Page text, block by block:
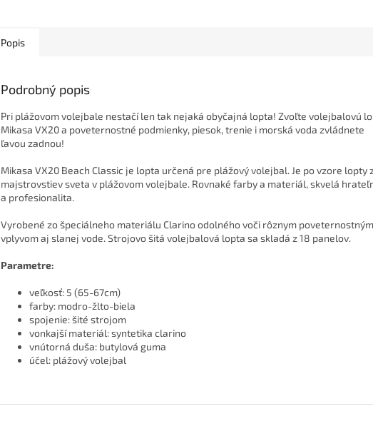
Popis
Podrobný popis
Pri plážovom volejbale nestačí len tak nejaká obyčajná lopta! Zvoľte volejbalovú
Mikasa VX20 a poveternostné podmienky, piesok, trenie i morská voda zvládnete
ľavou zadnou!
Mikasa VX20 Beach Classic je lopta určená pre plážový volejbal. Je po vzore lopty
majstrovstiev sveta v plážovom volejbale. Rovnaké farby a materiál, skvelá
a profesionalita.
Vyrobené zo špeciálneho materiálu Clarino odolného voči rôznym poveternostným
vplyvom aj slanej vode. Strojovo šitá volejbalová lopta sa skladá z 18 panelov.
Parametre:
veľkosť: 5 (65-67cm)
farby: modro-žlto-biela
spojenie: šité strojom
vonkajší materiál: syntetika clarino
vnútorná duša: butylová guma
účel: plážový volejbal